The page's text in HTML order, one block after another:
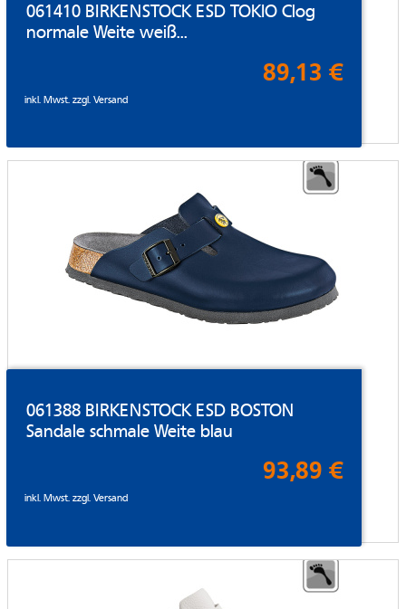
061410 BIRKENSTOCK ESD TOKIO Clog
normale Weite weiß...
89,13 €
inkl. Mwst. zzgl.Versand
061388 BIRKENSTOCK ESD BOSTON
Sandale schmale Weite blau
93,89 €
inkl. Mwst. zzgl.Versand